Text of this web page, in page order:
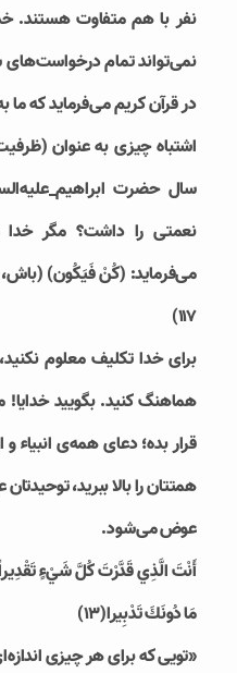
نفر با هم متفاوت هستند.
نمی‌تواند تمام درخواست‌های
در قرآن کریم می‌فرماید که ما
اشتباه چیزی به عنوان
سال حضرت
نعمتی را داشت؟ مگر
می‌فرماید: (كُنْ فَيَكُون)
۱۱۷)
برای خدا تکلیف معلوم
هماهنگ کنید. بگویید
قرار بده؛‌ دعای همه‌ی
همتتان را بالا ببرید،
عوض می‌شود.
أَنْتَ الَّذِي قَدَّرْتَ كُلَّ شَيْ‏ءٍ
مَا دُونَكَ تَدْبِيرا(۱۳)
«تويى كه براى هر چيزى